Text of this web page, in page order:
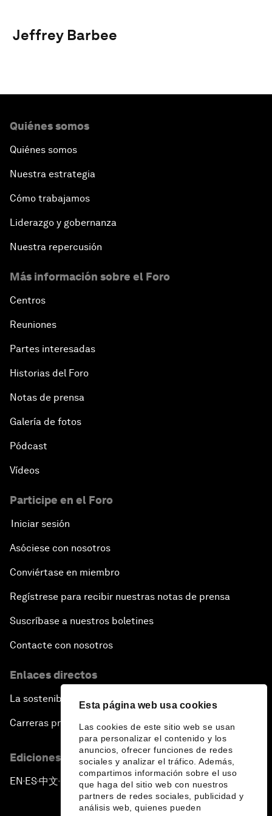
Esta página web usa cookies
Las cookies de este sitio web se usan
para personalizar el contenido y los
anuncios, ofrecer funciones de redes
sociales y analizar el tráfico. Además,
compartimos información sobre el uso
que haga del sitio web con nuestros
partners de redes sociales, publicidad y
análisis web, quienes pueden
Jeffrey Barbee
Quiénes somos
Quiénes somos
Nuestra estrategia
Cómo trabajamos
Liderazgo y gobernanza
Nuestra repercusión
Más información sobre el Foro
Centros
Reuniones
Partes interesadas
Historias del Foro
Notas de prensa
Galería de fotos
Pódcast
Vídeos
Participe en el Foro
Iniciar sesión
Asóciese con nosotros
Conviértase en miembro
Regístrese para recibir nuestras notas de prensa
Suscríbase a nuestros boletines
Contacte con nosotros
Enlaces directos
La sostenibilidad en el Foro
Carreras profesionales
Ediciones en otros idiomas
EN ▪ES▪中文▪ 日本語